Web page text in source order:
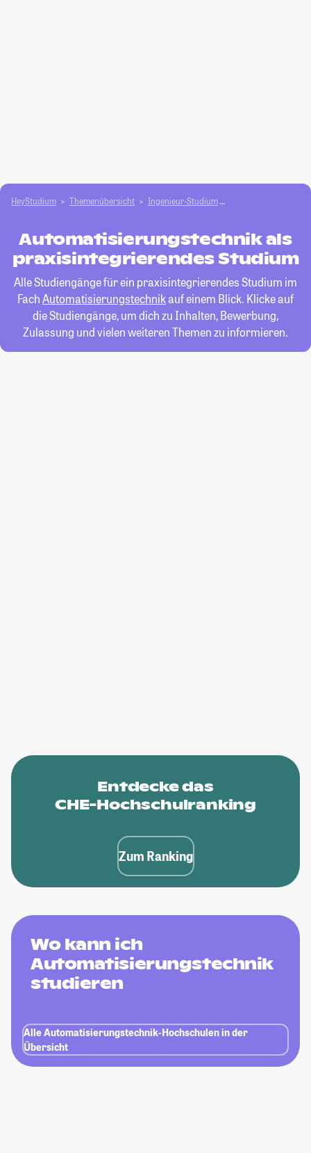
HeyStudium Themenübersicht Ingenieur-Studium
Automatisierungstechnik als
praxisintegrierendes Studium
Alle Studiengänge für ein praxisintegrierendes Studium im
FachAutomatisierungstechnikauf einem Blick. Klicke auf
die Studiengänge, um dich zu Inhalten, Bewerbung,
Zulassung und vielen weiteren Themen zu informieren.
Entdecke das
CHE-Hochschulranking
Zum Ranking
Wo kann ich
Automatisierungstechnik
studieren
Alle Automatisierungstechnik-Hochschulen in der
Übersicht